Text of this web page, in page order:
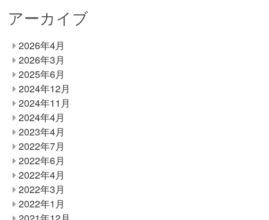
アーカイブ
2026年4月
2026年3月
2025年6月
2024年12月
2024年11月
2024年4月
2023年4月
2022年7月
2022年6月
2022年4月
2022年3月
2022年1月